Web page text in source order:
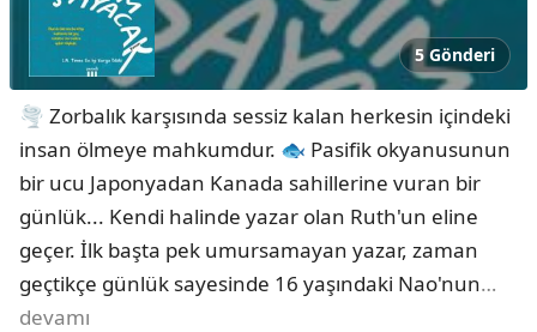
5 Gönderi
🌪️ Zorbalık karşısında sessiz kalan herkesin içindeki
insan ölmeye mahkumdur. 🐟 Pasifik okyanusunun
bir ucu Japonyadan Kanada sahillerine vuran bir
günlük... Kendi halinde yazar olan Ruth'un eline
geçer. İlk başta pek umursamayan yazar, zaman
geçtikçe günlük sayesinde 16 yaşındaki Nao'nun…
devamı